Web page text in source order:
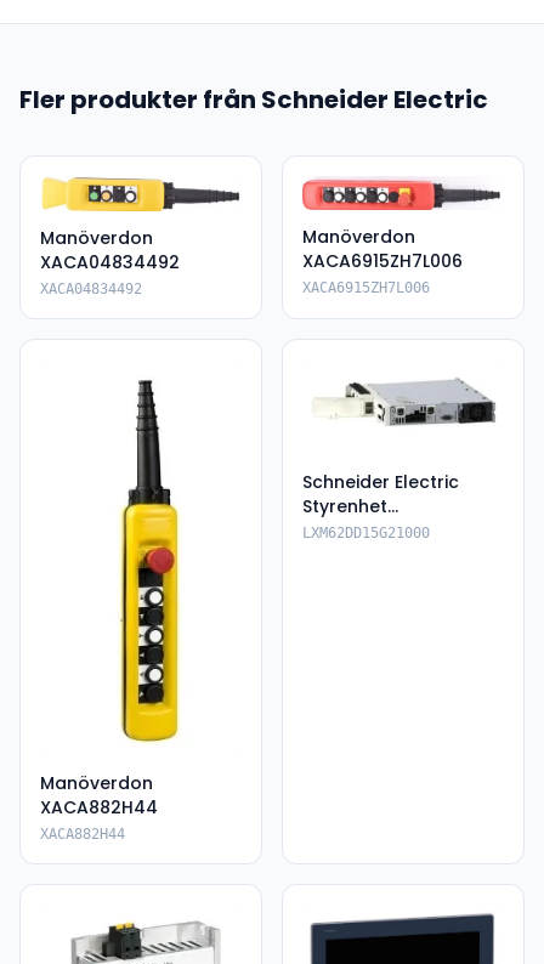
Fler produkter från Schneider Electric
Manöverdon
XACA04834492
XACA04834492
Manöverdon
XACA6915ZH7L006
XACA6915ZH7L006
Manöverdon
XACA882H44
XACA882H44
Schneider Electric
Styrenhet
LXM62DD15G21000
LXM62DD15G21000